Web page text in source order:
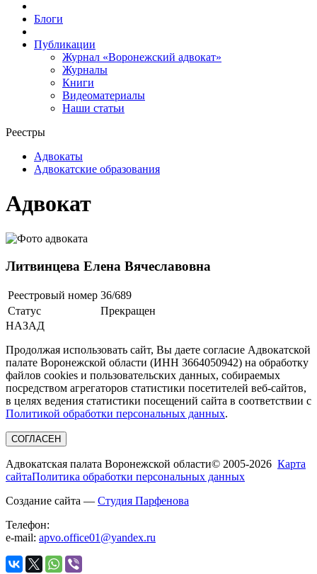
Блоги
Публикации
Журнал «Воронежский адвокат»
Журналы
Книги
Видеоматериалы
Наши статьи
Реестры
Адвокаты
Адвокатские образования
Адвокат
Литвинцева Елена Вячеславовна
Реестровый номер 36/689
Статус
Прекращен
НАЗАД
Продолжая использовать сайт, Вы даете согласие Адвокатской
палате Воронежской области (ИНН 3664050942) на обработку
файлов cookies и пользовательских данных, собираемых
посредством агрегаторов статистики посетителей веб-сайтов,
в целях ведения статистики посещений сайта в соответствии с
Политикой обработки персональных данных.
СОГЛАСЕН
Адвокатская палата Воронежской области© 2005-2026 Карта
сайтаПолитика обработки персональных данных
Создание сайта — Студия Парфенова
Телефон:
e-mail: apvo.office01@yandex.ru